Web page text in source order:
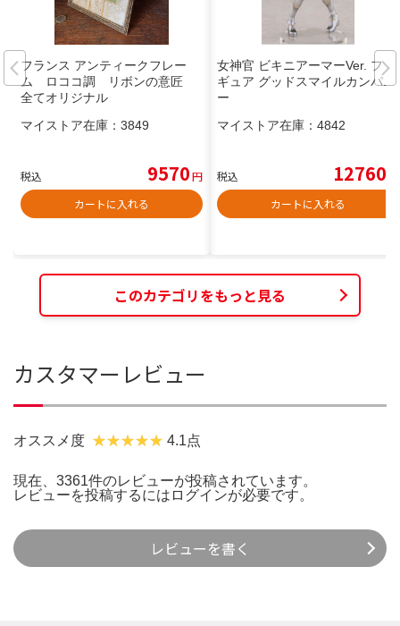
フランス アンティークフレー
ム ロココ調 リボンの意匠
全てオリジナル
マイストア在庫： 3849
税込 9570円
カートに入れる
女神官 ビキニアーマーVer. フィ
ギュア グッドスマイルカンパニ
ー
マイストア在庫： 4842
税込 12760
カートに入れる
このカテゴリをもっと見る
カスタマーレビュー
オススメ度 4.1点
現在、3361件のレビューが投稿されています。
レビューを投稿するには ログインが必要です。
レビューを書く